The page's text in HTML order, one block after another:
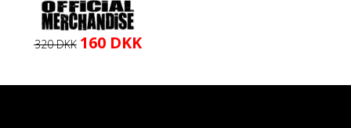
320DKK Den
var:
160 DKKDen
er:
Dette
flere